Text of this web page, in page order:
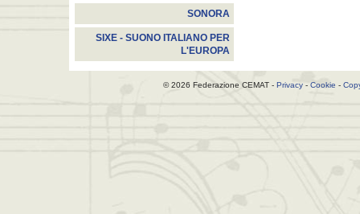
SONORA
SIXE - SUONO ITALIANO PER
L'EUROPA
© 2026 Federazione CEMAT - Privacy - Cookie -